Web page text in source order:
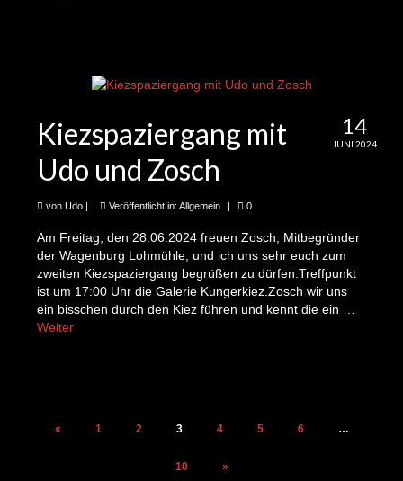
48te Folge 1243-5 Minuten Kieznews: Marten
und BESSER ALS NEU
49te Folge 1243-5 Minuten Kieznews: Jan und
der neue Pelletofen auf dem Abenteuer- und
Bauspielplatz Kuhfuß
50te Folge 1243-5 Minuten Kieznews: Fanny
Kiefholz-Grundschule
51te Folge 1243-5 Minuten Kieznews: Udo
und UdosKiezQuiz für ein Prima Klima
14
JUNI 2024
Kiezspaziergang mit
Udo und Zosch
von Udo Veröffentlicht in: Allgemein 0
Am Freitag, den 28.06.2024 freuen Zosch, Mitbegründer
der Wagenburg Lohmühle, und ich uns sehr euch zum
zweiten Kiezspaziergang begrüßen zu dürfen.Treffpunkt
ist um 17:00 Uhr die Galerie Kungerkiez.Zosch wir uns
ein bisschen durch den Kiez führen und kennt die ein …
Weiter
Seitennummerierung
« 1 2 3 4 5 6 …
10 »